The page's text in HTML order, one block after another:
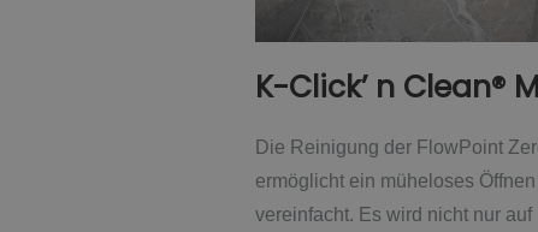
K-Click’ n Clean®
Die Reinigung der FlowPoint
ermöglicht ein müheloses
vereinfacht. Es wird nicht nur